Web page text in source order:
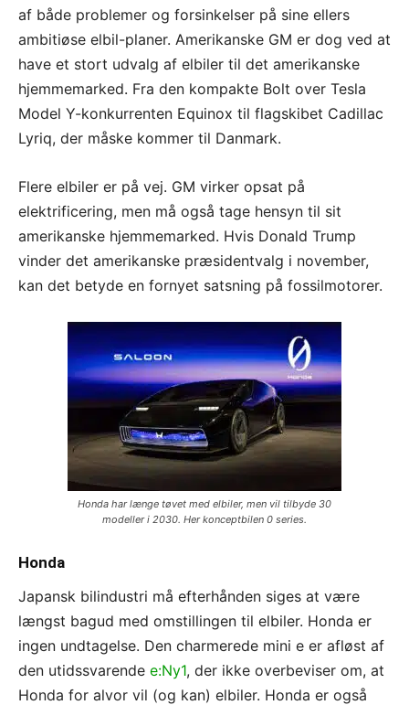
af både problemer og forsinkelser på sine ellers
ambitiøse elbil-planer. Amerikanske GM er dog ved at
have et stort udvalg af elbiler til det amerikanske
hjemmemarked. Fra den kompakte Bolt over Tesla
Model Y-konkurrenten Equinox til flagskibet Cadillac
Lyriq, der måske kommer til Danmark.
Flere elbiler er på vej. GM virker opsat på
elektrificering, men må også tage hensyn til sit
amerikanske hjemmemarked. Hvis Donald Trump
vinder det amerikanske præsidentvalg i november,
kan det betyde en fornyet satsning på fossilmotorer.
Honda har længe tøvet med elbiler, men vil tilbyde 30
modeller i 2030. Her konceptbilen 0 series.
Honda
Japansk bilindustri må efterhånden siges at være
længst bagud med omstillingen til elbiler. Honda er
ingen undtagelse. Den charmerede mini e er afløst af
den utidssvarende e:Ny1, der ikke overbeviser om, at
Honda for alvor vil (og kan) elbiler. Honda er også